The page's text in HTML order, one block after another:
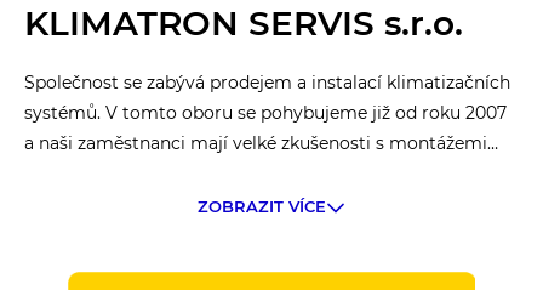
KLIMATRON SERVIS s.r.o.
Společnost se zabývá prodejem a instalací klimatizačních
systémů. V tomto oboru se pohybujeme již od roku 2007
a naši zaměstnanci mají velké zkušenosti s montážemi
základních komponentů, ale i kvalitního pomocného
ZOBRAZIT VÍCE